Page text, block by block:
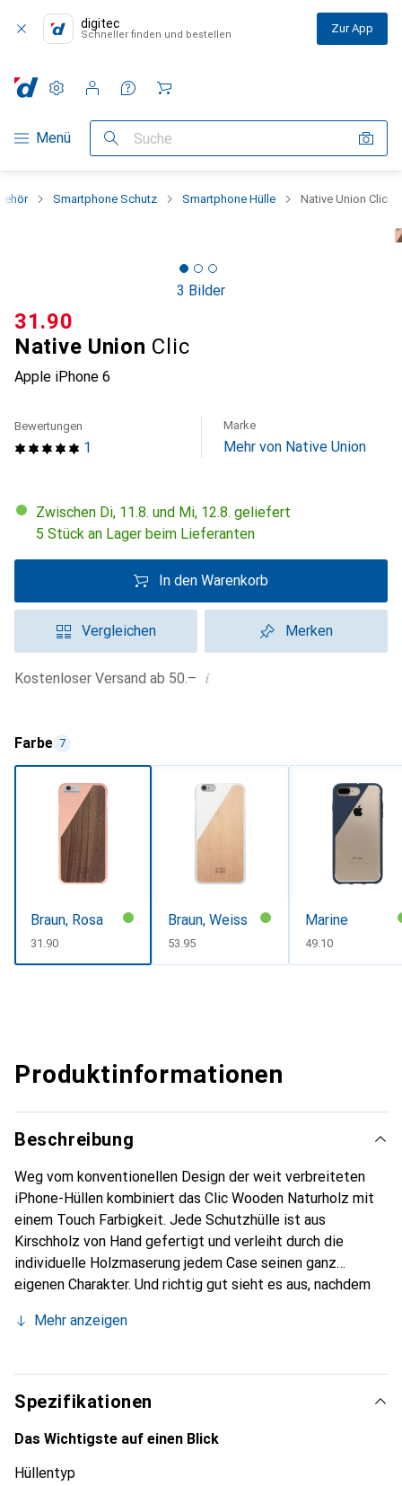
digitec
Schneller finden und bestellen Zur App
Navigation nach Kategorien
Menü Suche
Einstellungen
Kundenkonto
Vergleichslisten
Merklisten
Warenkorb
Smartphone Schutz Smartphone Hülle Native Union Clic
3 Bilder
Native Union Clic
Apple iPhone 6
CHF
31.90
1
Bewertungen Marke
Mehr von Native Union
Zwischen Di, 11.8. und Mi, 12.8. geliefert
5 Stück an Lager beim Lieferanten
In den Warenkorb
Vergleichen Merken
Kostenloser Versand ab 50.– i
Farbe 7
Braun, Rosa
CHF
31.90
Braun, Weiss
CHF
53.95
Marine
CHF
49.10
Produktinformationen
Beschreibung
Weg vom konventionellen Design der weit verbreiteten
iPhone-Hüllen kombiniert das Clic Wooden Naturholz mit
einem Touch Farbigkeit. Jede Schutzhülle ist aus
Kirschholz von Hand gefertigt und verleiht durch die
individuelle Holzmaserung jedem Case seinen ganz
eigenen Charakter. Und richtig gut sieht es aus, nachdem
Patina erhält.
Mehr anzeigen
Spezifikationen
Das Wichtigste auf einen Blick
Hüllentyp